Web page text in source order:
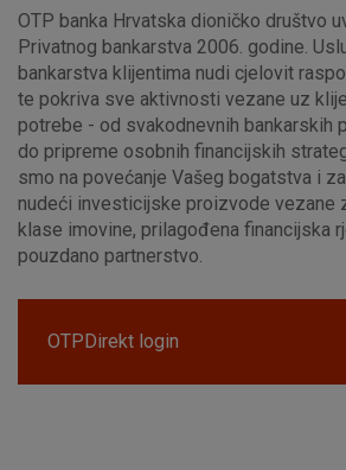
OTP banka Hrvatska dioničko društvo
Privatnog bankarstva 2006. godine.
bankarstva klijentima nudi cjelovit
te pokriva sve aktivnosti vezane uz
potrebe - od svakodnevnih bankarskih
do pripreme osobnih financijskih
smo na povećanje Vašeg bogatstva i
nudeći investicijske proizvode vezane
klase imovine, prilagođena financijska
pouzdano partnerstvo.
OTPDirekt login